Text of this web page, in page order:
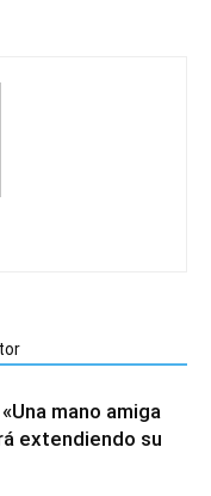
mano amiga
extendiendo su